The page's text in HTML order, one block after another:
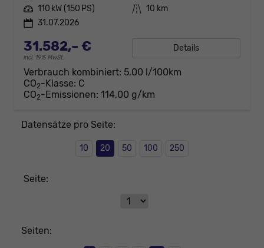
Leistung 110 kW (150 PS) Kilometerstand 10 km
31.07.2026
31.582,– €
incl. 19% MwSt.
Details
Verbrauch kombiniert: 5,00 l/100km
CO2-Klasse: C
CO2-Emissionen: 114,00 g/km
Datensätze pro Seite:
10 20 50 100 250
Seite:
Seiten: